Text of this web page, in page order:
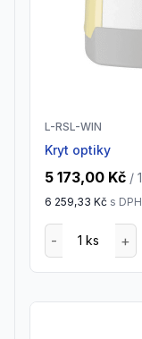
L-RSL-WIN
Kryt optiky
5 173,00 Kč / 1
6 259,33 Kč s DPH